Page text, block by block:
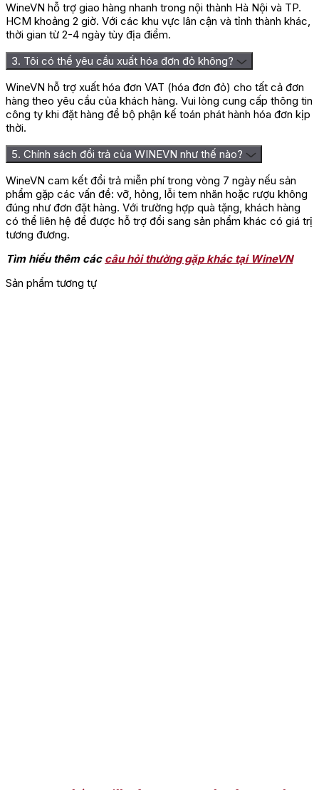
WineVN hỗ trợ giao hàng nhanh trong nội thành Hà Nội và TP.
HCM khoảng 2 giờ. Với các khu vực lân cận và tỉnh thành khác,
thời gian từ 2-4 ngày tùy địa điểm.
3. Tôi có thể yêu cầu xuất hóa đơn đỏ không?
WineVN hỗ trợ xuất hóa đơn VAT (hóa đơn đỏ) cho tất cả đơn
hàng theo yêu cầu của khách hàng. Vui lòng cung cấp thông tin
công ty khi đặt hàng để bộ phận kế toán phát hành hóa đơn kịp
thời.
5. Chính sách đổi trả của WINEVN như thế nào?
WineVN cam kết đổi trả miễn phí trong vòng 7 ngày nếu sản
phẩm gặp các vấn đề: vỡ, hỏng, lỗi tem nhãn hoặc rượu không
đúng như đơn đặt hàng. Với trường hợp quà tặng, khách hàng
có thể liên hệ để được hỗ trợ đổi sang sản phẩm khác có giá trị
tương đương.
Tìm hiểu thêm các câu hỏi thường gặp khác tại WineVN
Sản phẩm tương tự